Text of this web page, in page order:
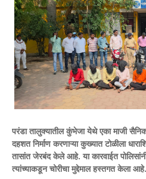
परंडा तालुक्यातील कुंभेजा येथे एका माजी
दहशत निर्माण करणाऱ्या कुख्यात टोळीला
तासांत जेरबंद केले आहे. या कारवाईत
त्यांच्याकडून चोरीचा मुद्देमाल हस्तगत केला आहे.